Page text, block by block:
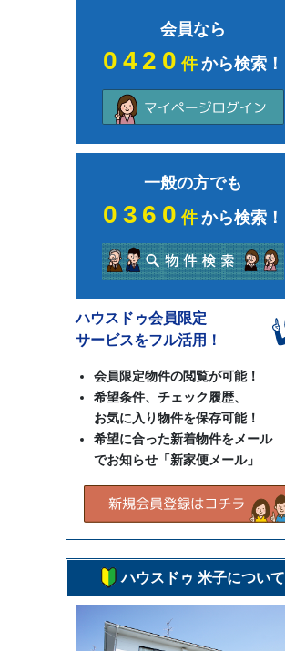
会員なら
0420件から検索！
一般の方でも
0360件から検索！
ハウスドゥ会員限定
サービスをフル活用！
会員限定物件の閲覧が可能！
希望条件、チェック履歴、
お気に入り物件を保存可能！
希望に合った新着物件をメール
でお知らせ「新家便メール」
ハウスドゥ 米子について